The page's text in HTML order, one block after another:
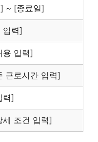
~ [종료일]
입력]
용 입력]
근로시간 입력]
력]
세 조건 입력]